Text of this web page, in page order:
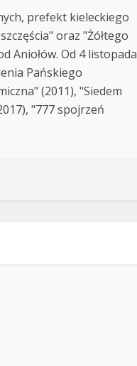
prefekt kieleckiego
oraz "Żółtego
Aniołów. Od 4 listopada
Pańskiego
(2011), "Siedem
"777 spojrzeń